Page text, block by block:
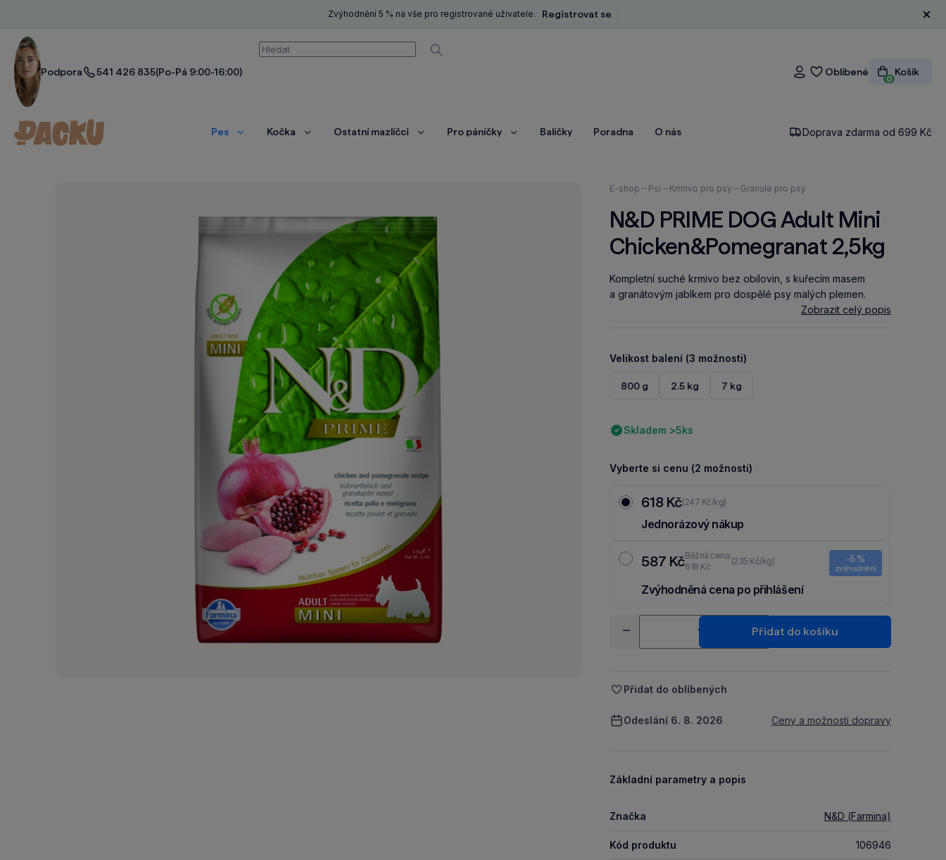
Zvýhodnění 5 % na vše pro registrované uživatele. Registrovat se
Podpora 541 426 835(Po-Pá 9:00-16:00)
Vyhledávání
Vyhledávat
Přihlášení
Oblíbené
0
Košík
Pes
ZobrazitKočka
ZobrazitOstatní mazlíčci
ZobrazitPro páníčky
ZobrazitBalíčky Poradna O nás Doprava zdarma od 699 Kč
Nacházíte
zde:
E-shop Psi Krmivo pro psy Granule pro psy
N&D PRIME DOG Adult Mini
Chicken&Pomegranat 2,5kg
Kompletní suché krmivo bez obilovin, s kuřecím masem
a granátovým jablkem pro dospělé psy malých plemen.
Zobrazit celý popis
Velikost balení (3 možnosti)
800 g 2.5 kg 7 kg
Skladem >5ks
Vyberte si cenu (2 možnosti)
618 Kč(247 Kč/kg)
Jednorázový nákup
587 KčBěžná cena:
618 Kč
(235 Kč/kg) -5 %
zvýhodnění
Zvýhodněná cena po přihlášení
-
+
Přidat do košíku
Přidat do oblíbených
Odeslání 6. 8. 2026 Ceny a možnosti dopravy
Základní parametry a popis
Značka N&D (Farmina)
Kód produktu 106946